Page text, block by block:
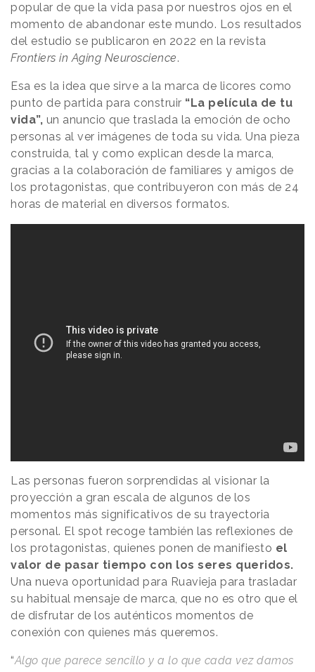
popular de que la vida pasa por nuestros ojos en el
momento de abandonar este mundo. Los resultados
del estudio se publicaron en 2022 en la revista
Frontiers in Aging Neuroscience.
Esa es la idea que sirve a la marca de licores como
punto de partida para construir “La película de tu
vida”, un anuncio que traslada la emoción de ocho
personas al ver imágenes de toda su vida. Una pieza
construida, tal y como explican desde la marca,
gracias a la colaboración de familiares y amigos de
los protagonistas, que contribuyeron con más de 24
horas de material en diversos formatos.
Las personas fueron sorprendidas al visionar la
proyección a gran escala de algunos de los
momentos más significativos de su trayectoria
personal. El spot recoge también las reflexiones de
los protagonistas, quienes ponen de manifiesto el
valor de pasar tiempo con los seres queridos.
Una nueva oportunidad para Ruavieja para trasladar
su habitual mensaje de marca, que no es otro que el
de disfrutar de los auténticos momentos de
conexión con quienes más queremos.
“Algo que parece sencillo y a lo que cada vez damos